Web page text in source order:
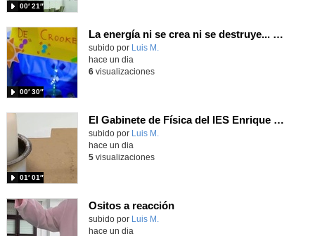
00′ 21″
La energía ni se crea ni se destruye... ¡se experimenta! El Tierno en la Feria Madrid es Ciencia 2026
Contenido educativo.
subido por Luis M.
00′ 30″
hace un dia
6visualizaciones
El Gabinete de Física del IES Enrique Tierno Galván de Parla (Curso 25-26)
Contenido educativo.
subido por Luis M.
01′ 01″
hace un dia
5visualizaciones
Ositos a reacción
Contenido educativo.
subido por Luis M.
hace un dia